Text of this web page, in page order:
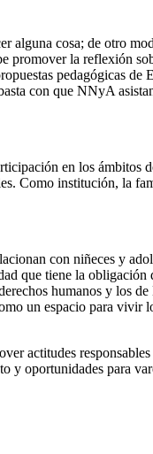
cosa; de otro
la reflexión
pedagógicas de
con que NNyA
en los
Como institución, la
con niñeces y
que tiene la
humanos y los
un espacio para vivir
ac­ti­tu­des
opor­tu­ni­da­des para